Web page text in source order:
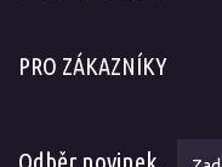
PRO ZÁKAZNÍKY
Odběr novinek